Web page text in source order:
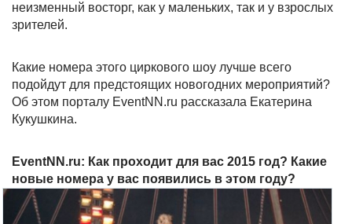
неизменный восторг, как у маленьких, так и у взрослых
зрителей.
Какие номера этого циркового шоу лучше всего
подойдут для предстоящих новогодних мероприятий?
Об этом порталу EventNN.ru рассказала Екатерина
Кукушкина.
EventNN.ru: Как проходит для вас 2015 год? Какие
новые номера у вас появились в этом году?